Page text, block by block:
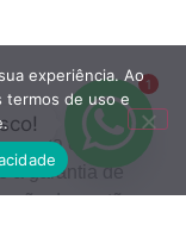
sua empresa
a garantia de
da gestão
experiência. Ao
termos de uso e
1